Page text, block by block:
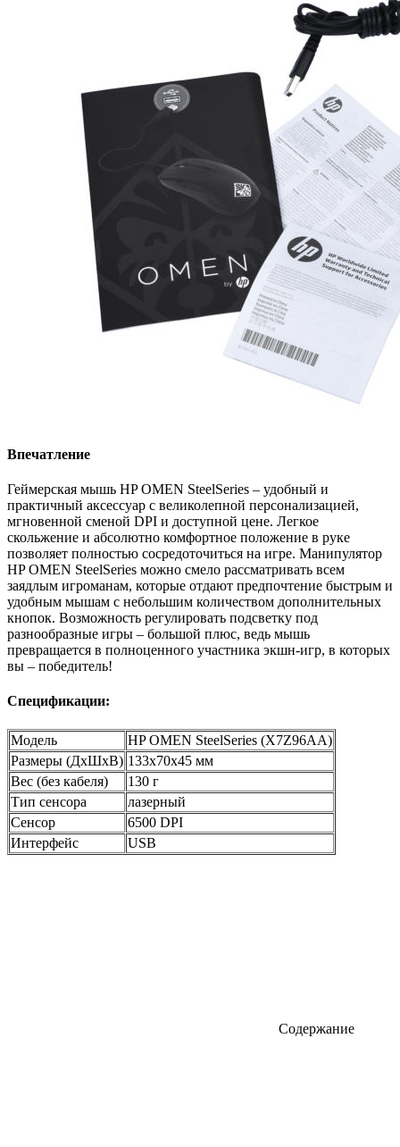
Впечатление
Геймерская мышь HP OMEN SteelSeries – удобный и
практичный аксессуар с великолепной персонализацией,
мгновенной сменой DPI и доступной цене. Легкое
скольжение и абсолютно комфортное положение в руке
позволяет полностью сосредоточиться на игре. Манипулятор
HP OMEN SteelSeries можно смело рассматривать всем
заядлым игроманам, которые отдают предпочтение быстрым и
удобным мышам с небольшим количеством дополнительных
кнопок. Возможность регулировать подсветку под
разнообразные игры – большой плюс, ведь мышь
превращается в полноценного участника экшн-игр, в которых
вы – победитель!
Спецификации:
Модель
HP OMEN SteelSeries (X7Z96AA)
Размеры (ДхШхВ) 133x70x45 мм
Вес (без кабеля)
130 г
Тип сенсора
лазерный
Сенсор
6500 DPI
Интерфейс
USB
Содержание